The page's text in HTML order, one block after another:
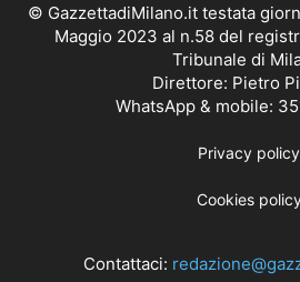
© GazzettadiMilano.it testata
Maggio 2023 al n.58 del
Tribunale di
Direttore: Pietro
WhatsApp & mobile:
Privacy policy
Cookies
Contattaci: